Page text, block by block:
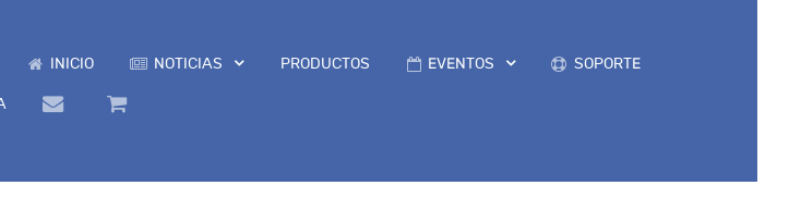
INICIO NOTICIAS PRODUCTOS EVENTOS SOPORTE